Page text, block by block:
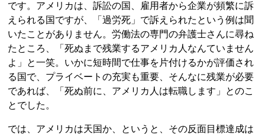
です。アメリカは、訴訟の国、雇用者から企業が頻繁に訴
えられる国ですが、「過労死」で訴えられたという例は聞
いたことがありません。労働法の専門の弁護士さんに尋ね
たところ、「死ぬまで残業するアメリカ人なんていません
よ」と一笑。いかに短時間で仕事を片付けるかが評価され
る国で、プライベートの充実も重要、そんなに残業が必要
であれば、「死ぬ前に、アメリカ人は転職します」とのこ
とでした。
では、アメリカは天国か、というと、その反面目標達成は